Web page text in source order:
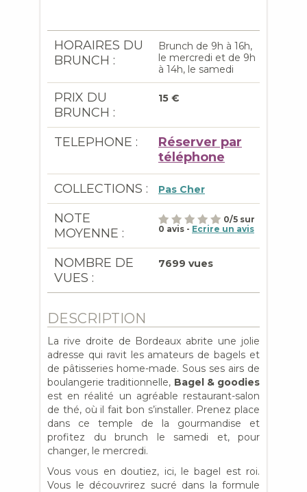
HORAIRES DU
BRUNCH :
Brunch de 9h à 16h,
le mercredi et de 9h
à 14h, le samedi
PRIX DU
BRUNCH :
15 €
TELEPHONE :
Réserver par
téléphone
COLLECTIONS : Pas Cher
NOTE
MOYENNE :
0/5 sur
0 avis - Ecrire un avis
NOMBRE DE
VUES :
7699 vues
DESCRIPTION
La rive droite de Bordeaux abrite une jolie
adresse qui ravit les amateurs de bagels et
de pâtisseries home-made. Sous ses airs de
boulangerie traditionnelle, Bagel & goodies
est en réalité un agréable restaurant-salon
de thé, où il fait bon s’installer. Prenez place
dans ce temple de la gourmandise et
profitez du brunch le samedi et, pour
changer, le mercredi.
Vous vous en doutiez, ici, le bagel est roi.
Vous le découvrirez sucré dans la formule